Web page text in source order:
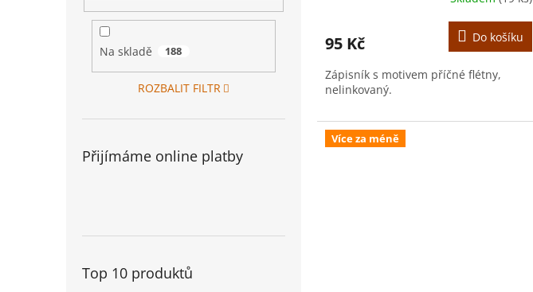
Na skladě 188
ROZBALIT FILTR
Přijímáme online platby
Top 10 produktů
95 Kč Do košíku
Zápisník s motivem příčné flétny,
nelinkovaný.
Více za méně